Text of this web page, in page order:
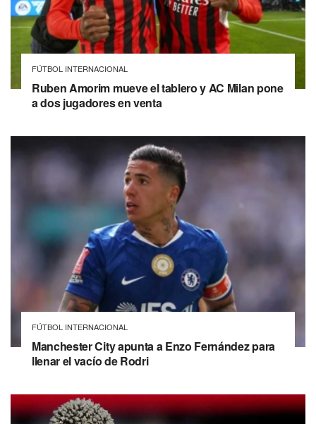
FÚTBOL INTERNACIONAL
Ruben Amorim mueve el tablero y AC Milan pone
a dos jugadores en venta
FÚTBOL INTERNACIONAL
Manchester City apunta a Enzo Fernández para
llenar el vacío de Rodri